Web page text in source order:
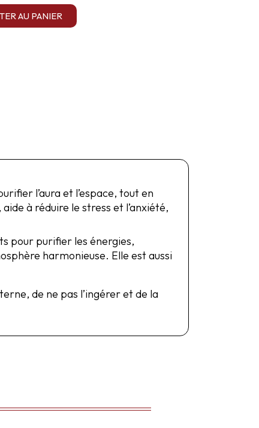
AU PANIER
l’aura et l’espace, tout en
à réduire le stress et l’anxiété,
pour purifier les énergies,
harmonieuse. Elle est aussi
de ne pas l’ingérer et de la